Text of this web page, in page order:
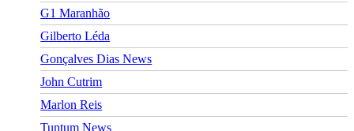
G1 Maranhão
Gilberto Léda
Gonçalves Dias News
John Cutrim
Marlon Reis
Tuntum News